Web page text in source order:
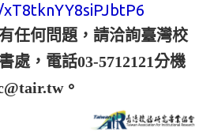
任何問題，請洽詢臺灣校
處，電話03-5712121分機
。